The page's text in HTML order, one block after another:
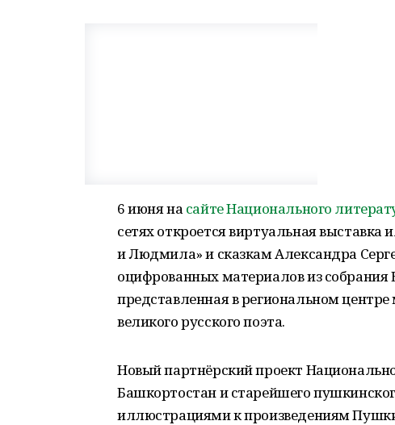
6 июня на сайте Национального
сетях откроется виртуальная
и Людмила» и сказкам Александра
оцифрованных материалов из собрания
представленная в региональном
великого русского поэта.
Новый партнёрский проект
Башкортостан и старейшего
иллюстрациями к произведениям